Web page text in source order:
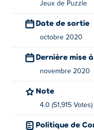
Jeux de Puzzle
Date de sortie
octobre 2020
Dernière mise
novembre 2020
Note
4.0 (51,915 Votes)
Politique de